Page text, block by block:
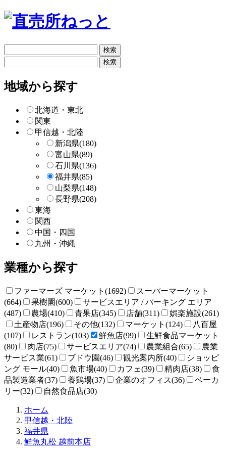
リ
ー
検
索
ー
検
地域から探す
北海道・東北
関東
甲信越・北陸
新潟県(180)
富山県(89)
石川県(136)
福井県(85)
山梨県(148)
長野県(208)
東海
関西
中国・四国
九州・沖縄
業種から探す
ファーマーズ マーケット(1692)
スーパーマーケット
(664)
果樹園(600)
サービスエリア / パーキング エリア
(487)
農場(410) 青果店(345) 店舗(311)
娯楽施設(261)
土産物店(196)
その他(132) マーケット(124)
八百屋
(107)
レストラン(103) 鮮魚店(99)
生鮮食品マーケット
(80)
肉店(75) サービスエリア(74) 農業組合(65)
農業
サービス業(61)
ブドウ園(46) 観光案内所(40)
ショッピ
ング モール(40)
魚市場(40) カフェ(39) 精肉店(38)
食
品製造業者(37)
養鶏場(37) 企業のオフィス(36)
ベーカ
リー(32)
自然食品店(30)
ホーム
売
ね
甲信越・北陸
福井県
鮮魚丸松 越前本店